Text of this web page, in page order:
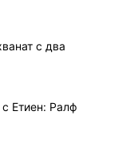
с два
Етиен: Ралф